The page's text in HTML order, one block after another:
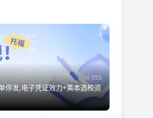
555
停发,电子凭证效力+美本选校资